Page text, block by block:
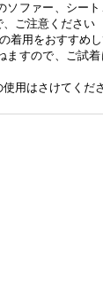
ソファー、シー
ご注意ください
着用をおすすめし
ますので、ご試
使用はさけてくだ